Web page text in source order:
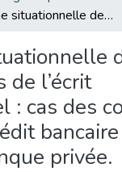
Approche situationnelle des compétences de l’écrit professionnel : cas des comptes-rendus de crédit bancaire rédigés dans une banque privée.
de l’écrit
: cas des
privée.